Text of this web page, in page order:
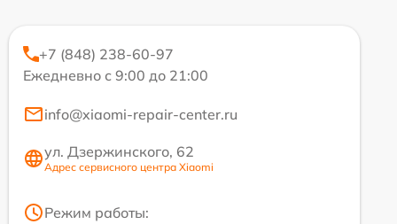
+7 (848) 238-60-97
Ежедневно с 9:00 до 21:00
info@xiaomi-repair-center.ru
ул. Дзержинского, 62
Адрес сервисного центра Xiaomi
Режим работы: